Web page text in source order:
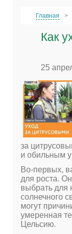
Главная
Как
25
за
и обильным
Во-первых,
для роста.
выбрать для
солнечного
могут
умеренная
Цельсию.